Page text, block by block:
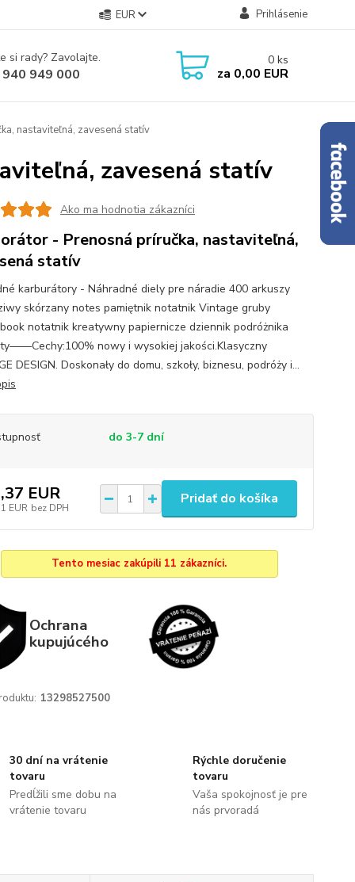
EUR Prihlásenie
si rady? Zavolajte.
949 000
0 ks
za 0,00 EUR
nastaviteľná, zavesená statív
zavesená statív
Ako ma hodnotia zákazníci
- Prenosná príručka, nastaviteľná,
statív
karburátory - Náhradné diely pre náradie 400 arkuszy
skórzany notes pamiętnik notatnik Vintage gruby
notatnik kreatywny papiernicze dziennik podróżnika
nowy i wysokiej jakości.Klasyczny
DESIGN. Doskonały do domu, szkoły, biznesu, podróży i...
do 3-7 dní
EUR
EUR bez DPH
Pridať do košíka
Tento mesiac zakúpili 11 zákazníci.
Ochrana
kupujúcého
13298527500
30 dní na vrátenie
tovaru
Predĺžili sme dobu na
vrátenie tovaru
Rýchle doručenie
tovaru
Vaša spokojnosť je pre
nás prvoradá